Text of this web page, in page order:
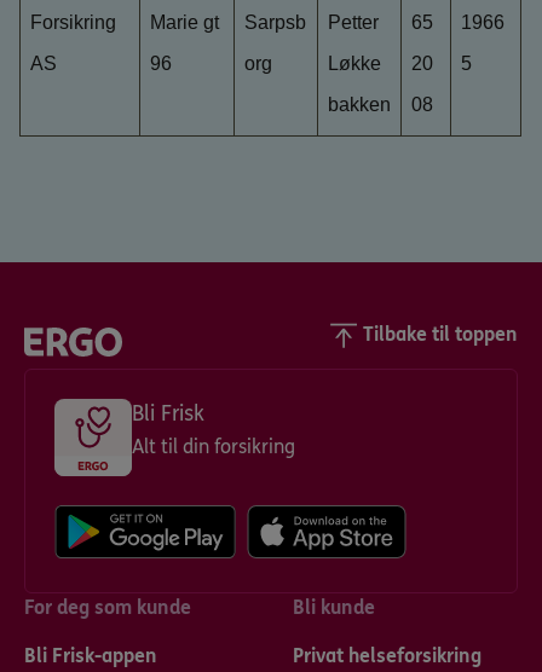
Forsikring
AS
Marie gt
96
Sarpsb
org
Petter
Løkke
bakken
65
20
08
1966
5
Tilbake til toppen
Bli Frisk
Alt til din forsikring
For deg som kunde
Bli Frisk-appen
Bli kunde
Privat helseforsikring